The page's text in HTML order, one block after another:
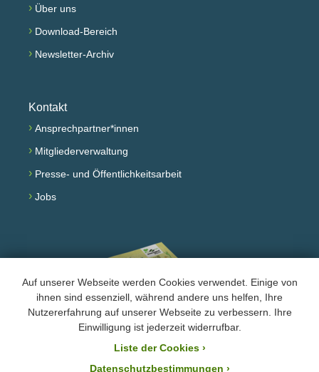
Auf unserer Webseite werden Cookies verwendet. Einige von
ihnen sind essenziell, während andere uns helfen, Ihre
Nutzererfahrung auf unserer Webseite zu verbessern. Ihre
Einwilligung ist jederzeit widerrufbar.
Liste der Cookies ›
Datenschutzbestimmungen ›
› Über uns
› Download-Bereich
› Newsletter-Archiv
Kontakt
› Ansprechpartner*innen
› Mitgliederverwaltung
› Presse- und Öffentlichkeitsarbeit
› Jobs
›Impressum und Datenschutz